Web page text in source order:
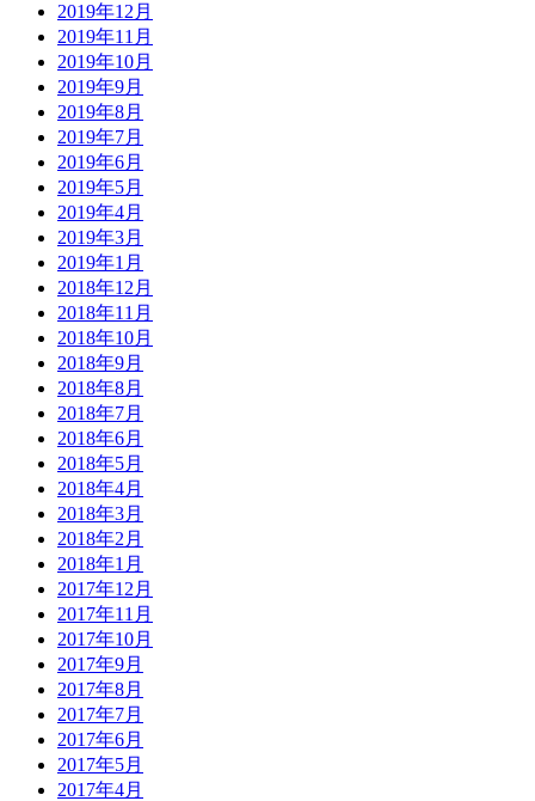
2019年12月
2019年11月
2019年10月
2019年9月
2019年8月
2019年7月
2019年6月
2019年5月
2019年4月
2019年3月
2019年1月
2018年12月
2018年11月
2018年10月
2018年9月
2018年8月
2018年7月
2018年6月
2018年5月
2018年4月
2018年3月
2018年2月
2018年1月
2017年12月
2017年11月
2017年10月
2017年9月
2017年8月
2017年7月
2017年6月
2017年5月
2017年4月